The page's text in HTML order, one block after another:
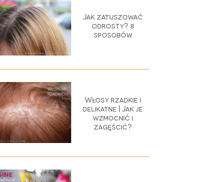
Jak zatuszować
odrosty? 8
sposobów
Włosy rzadkie i
delikatne | Jak je
wzmocnić i
zagęścić?